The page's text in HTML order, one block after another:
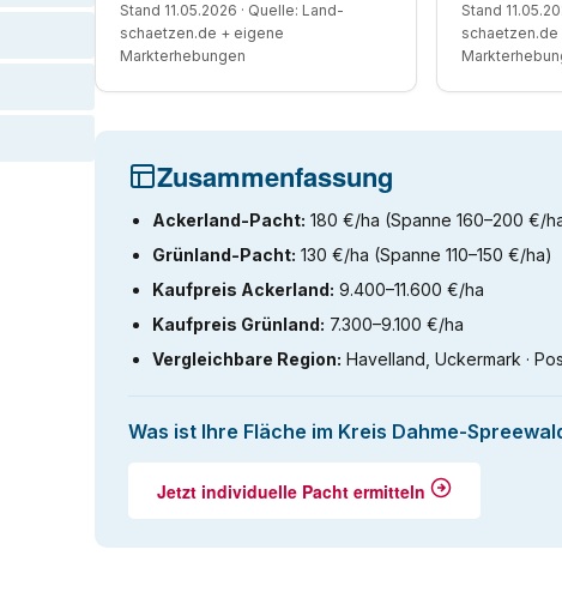
Stand 11.05.2026 · Quelle: Land-
schaetzen.de + eigene
Markterhebungen
Stand
schaetzen.de
Zusammenfassung
Ackerland-Pacht: 180 €/ha (Spanne 160–200 €/
Grünland-Pacht: 130 €/ha (Spanne 110–150 €/ha)
Kaufpreis Ackerland: 9.400–11.600 €/ha
Kaufpreis Grünland: 7.300–9.100 €/ha
Vergleichbare Region: Havelland, Uckermark ·
Was ist Ihre Fläche im Kreis Dahme-
Jetzt individuelle Pacht ermitteln